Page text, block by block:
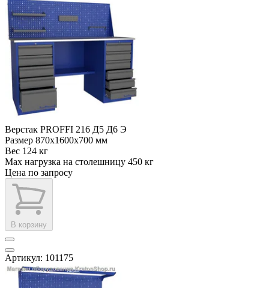
Верстак PROFFI 216 Д5 Д6 Э
Размер 870x1600x700 мм
Вес 124 кг
Max нагрузка на столешницу 450 кг
Цена по запросу
В корзину
Артикул: 101175